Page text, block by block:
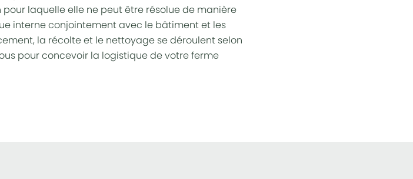
laquelle elle ne peut être résolue de manière
interne conjointement avec le bâtiment et les
la récolte et le nettoyage se déroulent selon
pour concevoir la logistique de votre ferme